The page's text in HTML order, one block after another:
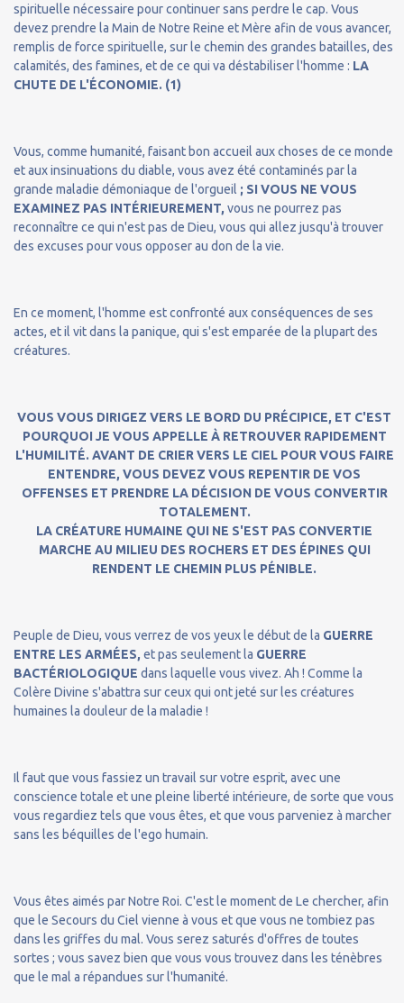
spirituelle nécessaire pour continuer sans perdre le cap. Vous
devez prendre la Main de Notre Reine et Mère afin de vous avancer,
remplis de force spirituelle, sur le chemin des grandes batailles, des
calamités, des famines, et de ce qui va déstabiliser l'homme : LA
CHUTE DE L'ÉCONOMIE. (1)
Vous, comme humanité, faisant bon accueil aux choses de ce monde
et aux insinuations du diable, vous avez été contaminés par la
grande maladie démoniaque de l'orgueil ; SI VOUS NE VOUS
EXAMINEZ PAS INTÉRIEUREMENT, vous ne pourrez pas
reconnaître ce qui n'est pas de Dieu, vous qui allez jusqu'à trouver
des excuses pour vous opposer au don de la vie.
En ce moment, l'homme est confronté aux conséquences de ses
actes, et il vit dans la panique, qui s'est emparée de la plupart des
créatures.
VOUS VOUS DIRIGEZ VERS LE BORD DU PRÉCIPICE, ET C'EST
POURQUOI JE VOUS APPELLE À RETROUVER RAPIDEMENT
L'HUMILITÉ. AVANT DE CRIER VERS LE CIEL POUR VOUS FAIRE
ENTENDRE, VOUS DEVEZ VOUS REPENTIR DE VOS
OFFENSES ET PRENDRE LA DÉCISION DE VOUS CONVERTIR
TOTALEMENT.
LA CRÉATURE HUMAINE QUI NE S'EST PAS CONVERTIE
MARCHE AU MILIEU DES ROCHERS ET DES ÉPINES QUI
RENDENT LE CHEMIN PLUS PÉNIBLE.
Peuple de Dieu, vous verrez de vos yeux le début de la GUERRE
ENTRE LES ARMÉES, et pas seulement la GUERRE
BACTÉRIOLOGIQUE dans laquelle vous vivez. Ah ! Comme la
Colère Divine s'abattra sur ceux qui ont jeté sur les créatures
humaines la douleur de la maladie !
Il faut que vous fassiez un travail sur votre esprit, avec une
conscience totale et une pleine liberté intérieure, de sorte que vous
vous regardiez tels que vous êtes, et que vous parveniez à marcher
sans les béquilles de l'ego humain.
Vous êtes aimés par Notre Roi. C'est le moment de Le chercher, afin
que le Secours du Ciel vienne à vous et que vous ne tombiez pas
dans les griffes du mal. Vous serez saturés d'offres de toutes
sortes ; vous savez bien que vous vous trouvez dans les ténèbres
que le mal a répandues sur l'humanité.